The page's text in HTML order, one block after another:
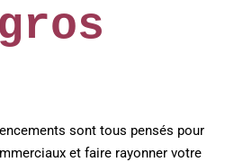
sont tous pensés pour
et faire rayonner votre